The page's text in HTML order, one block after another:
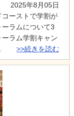
2025年8月05日
ーストで学割が
ラムについて3
ラム学割キャン
>>続きを読む